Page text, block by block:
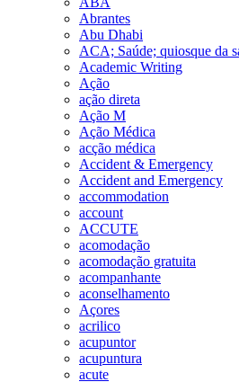
Abrantes
Abu Dhabi
ACA; Saúde; quiosque da
Academic Writing
Ação
ação direta
Ação M
Ação Médica
acção médica
Accident & Emergency
Accident and Emergency
accommodation
account
ACCUTE
acomodação
acomodação gratuita
acompanhante
aconselhamento
Açores
acrilico
acupuntor
acupuntura
acute